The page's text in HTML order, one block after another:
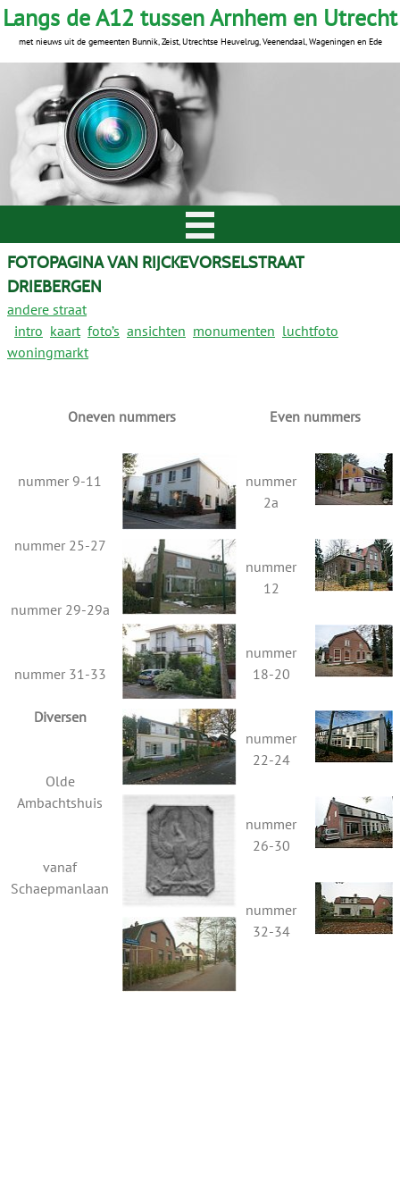
FOTOPAGINA VAN RIJCKEVORSELSTRAAT
DRIEBERGEN
andere straat
intro kaart foto’s ansichten monumenten luchtfoto
woningmarkt
Oneven nummers
nummer 9-11
nummer 25-27
nummer 29-29a
nummer 31-33
Diversen
Olde
Ambachtshuis
vanaf
Schaepmanlaan
Even nummers
nummer
2a
nummer
12
nummer
18-20
nummer
22-24
nummer
26-30
nummer
32-34
Langs de A12 tussen Arnhem en Utrecht
met nieuws uit de gemeenten Bunnik, Zeist, Utrechtse Heuvelrug, Veenendaal, Wageningen en Ede